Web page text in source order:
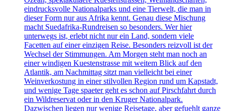
eindrucksvolle Nationalparks und eine Tierwelt, die man in
dieser Form nur aus Afrika kennt. Genau diese Mischung
macht Suedafrika-Rundreisen so besonders. Wer hier
unterwegs ist, erlebt nicht nur ein Land, sondern viele
Facetten auf einer einzigen Reise. Besonders reizvoll ist der
Wechsel der Stimmungen. Am Morgen steht man noch an
einer windigen Kuestenstrasse mit weitem Blick auf den
Atlantik, am Nachmittag sitzt man vielleicht bei einer
Weinverkostung in einer stilvollen Region rund um Kapstadt,
und wenige Tage spaeter geht es schon auf Pirschfahrt durch
ein Wildreservat oder in den Kruger Nationalpark.
Dazwischen liegen nur wenige Reisetage, aber gefuehlt ganze